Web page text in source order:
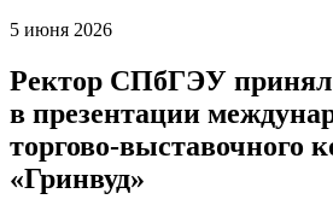
5 июня 2026
Ректор СПбГЭУ принял
в презентации
торгово-выставочного
«Гринвуд»